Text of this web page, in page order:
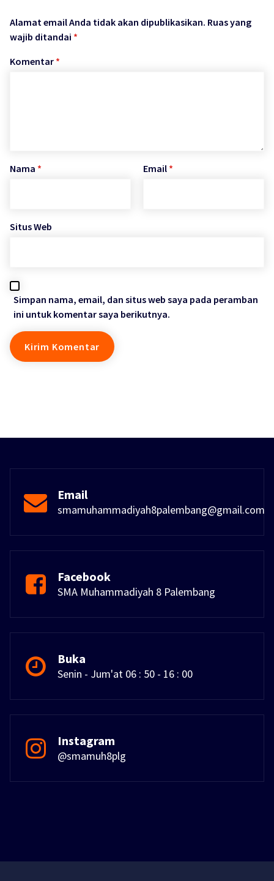
Alamat email Anda tidak akan dipublikasikan. Ruas yang
wajib ditandai *
Komentar *
Nama * Email *
Situs Web
Simpan nama, email, dan situs web saya pada peramban
ini untuk komentar saya berikutnya.
Email
smamuhammadiyah8palembang@gmail.com
Facebook
SMA Muhammadiyah 8 Palembang
Buka
Senin - Jum'at 06 : 50 - 16 : 00
Instagram
@smamuh8plg